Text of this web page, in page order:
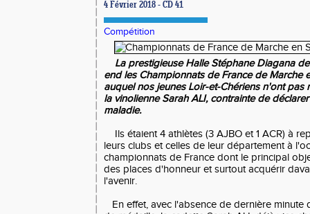
4 Février 2018 - CD 41
Compétition
La prestigieuse Halle Stéphane Diagana
end les Championnats de France de Marche
auquel nos jeunes Loir-et-Chériens n'ont pas
la vinolienne Sarah ALI, contrainte de
maladie.
Ils étaient 4 athlètes (3 AJBO et 1 ACR) à
leurs clubs et celles de leur département à
championnats de France dont le principal
des places d'honneur et surtout acquérir
l'avenir.
En effet, avec l'absence de dernière minute